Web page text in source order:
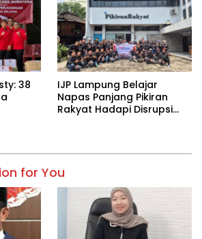
38
IJP Lampung Belajar
Napas Panjang Pikiran
Rakyat Hadapi Disrupsi
for You